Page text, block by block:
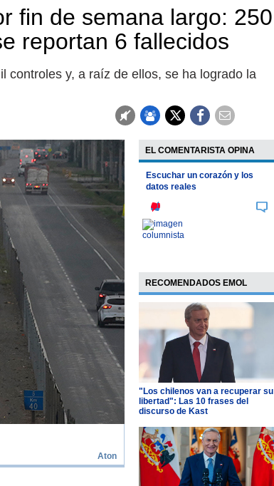
fin de semana largo: 250
reportan 6 fallecidos
controles y, a raíz de ellos, se ha logrado la
Aton
EL COMENTARISTA OPINA
Escuchar un corazón y los
datos reales
RECOMENDADOS EMOL
"Los chilenos van a recuperar su
libertad": Las 10 frases del
discurso de Kast